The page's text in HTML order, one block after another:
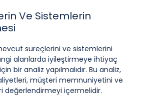
Ve Sistemlerin
süreçlerini ve sistemlerini
alanlarda iyileştirmeye ihtiyaç
bir analiz yapılmalıdır. Bu analiz,
müşteri memnuniyetini ve
değerlendirmeyi içermelidir.